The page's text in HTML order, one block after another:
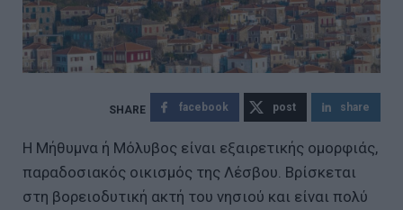
facebook post share
Η Μήθυμνα ή Μόλυβος είναι εξαιρετικής ομορφιάς,
παραδοσιακός οικισμός της Λέσβου. Βρίσκεται
στη βορειοδυτική ακτή του νησιού και είναι πολύ